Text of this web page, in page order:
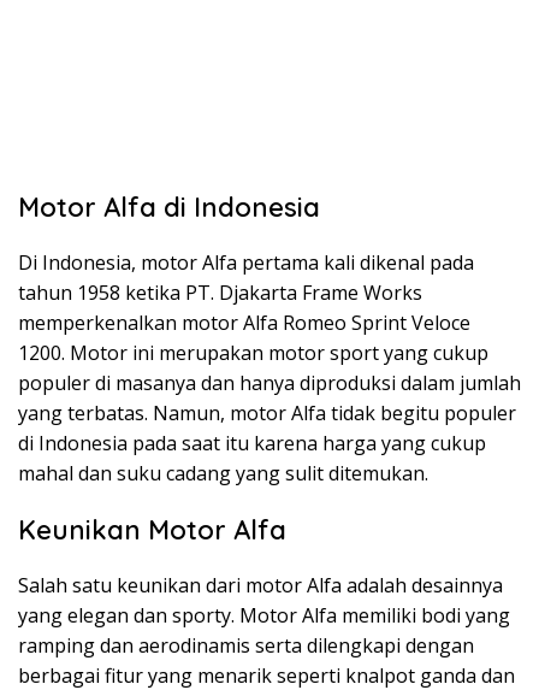
Motor Alfa di Indonesia
Di Indonesia, motor Alfa pertama kali dikenal pada
tahun 1958 ketika PT. Djakarta Frame Works
memperkenalkan motor Alfa Romeo Sprint Veloce
1200. Motor ini merupakan motor sport yang cukup
populer di masanya dan hanya diproduksi dalam jumlah
yang terbatas. Namun, motor Alfa tidak begitu populer
di Indonesia pada saat itu karena harga yang cukup
mahal dan suku cadang yang sulit ditemukan.
Keunikan Motor Alfa
Salah satu keunikan dari motor Alfa adalah desainnya
yang elegan dan sporty. Motor Alfa memiliki bodi yang
ramping dan aerodinamis serta dilengkapi dengan
berbagai fitur yang menarik seperti knalpot ganda dan